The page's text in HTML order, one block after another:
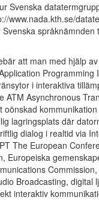
Svenska
www.nada.kth.se/
språknämnden
att man med hjälp
Programming
i interaktiva
ATM Asynchronous
lagringsplats där
dialog i realtid via
The European
Europeiska
Broadcasting, digital
interaktiv